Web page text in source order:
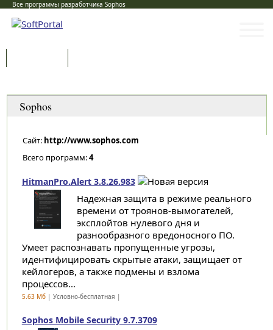
Все программы разработчика Sophos
Sophos
Сайт: http://www.sophos.com
Всего программ:4
HitmanPro.Alert 3.8.26.983
Надежная защита в режиме реального
времени от троянов-вымогателей,
эксплойтов нулевого дня и
разнообразного вредоносного ПО.
Умеет распознавать пропущенные угрозы,
идентифицировать скрытые атаки, защищает от
кейлогеров, а также подмены и взлома
процессов...
5.63 Мб| Условно-бесплатная |
Sophos Mobile Security 9.7.3709